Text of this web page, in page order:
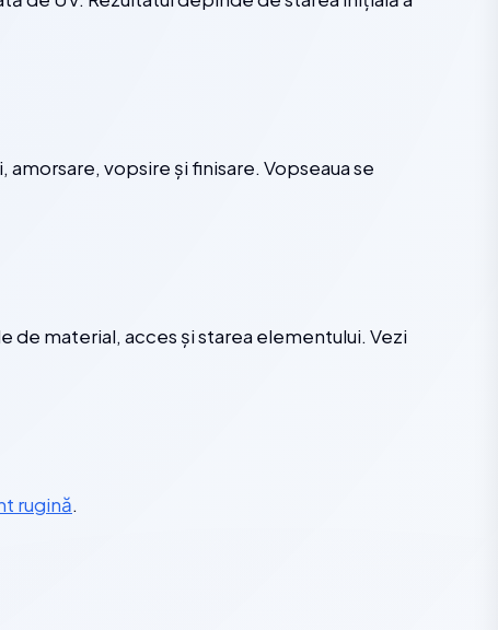
vopsire și finisare. Vopseaua se
material, acces și starea elementului. Vezi
rugină.